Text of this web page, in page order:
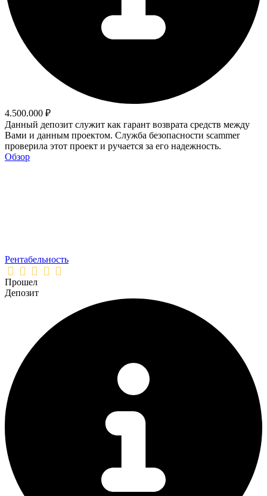
4.500.000 ₽
Данный депозит служит как гарант возврата средств между
Вами и данным проектом. Служба безопасности scammer
проверила этот проект и ручается за его надежность.
Обзор
Рентабельность
Прошел
Депозит